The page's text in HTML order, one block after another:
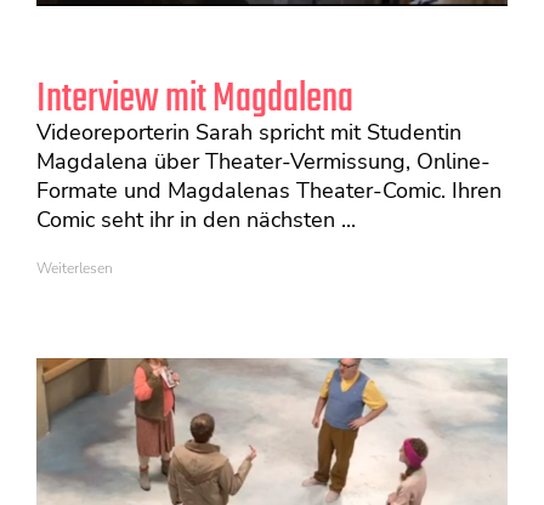
Interview mit Magdalena
Videoreporterin Sarah spricht mit Studentin
Magdalena über Theater-Vermissung, Online-
Formate und Magdalenas Theater-Comic. Ihren
Comic seht ihr in den nächsten ...
Weiterlesen